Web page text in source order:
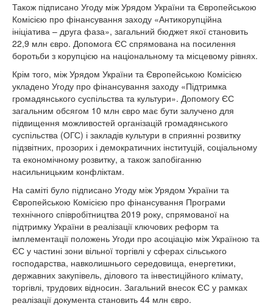
Також підписано Угоду між Урядом України та Європейською
Комісією про фінансування заходу «Антикорупційна
ініціатива – друга фаза», загальний бюджет якої становить
22,9 млн євро. Допомога ЄС спрямована на посилення
боротьби з корупцією на національному та місцевому рівнях.
Крім того, між Урядом України та Європейською Комісією
укладено Угоду про фінансування заходу «Підтримка
громадянського суспільства та культури». Допомогу ЄС
загальним обсягом 10 млн євро має бути залучено для
підвищення можливостей організацій громадянського
суспільства (ОГС) і закладів культури в сприянні розвитку
підзвітних, прозорих і демократичних інституцій, соціальному
та економічному розвитку, а також запобіганню
насильницьким конфліктам.
На саміті було підписано Угоду між Урядом України та
Європейською Комісією про фінансування Програми
технічного співробітництва 2019 року, спрямованої на
підтримку України в реалізації ключових реформ та
імплементації положень Угоди про асоціацію між Україною та
ЄС у частині зони вільної торгівлі у сферах сільського
господарства, навколишнього середовища, енергетики,
державних закупівель, ділового та інвестиційного клімату,
торгівлі, трудових відносин. Загальний внесок ЄС у рамках
реалізації документа становить 44 млн євро.